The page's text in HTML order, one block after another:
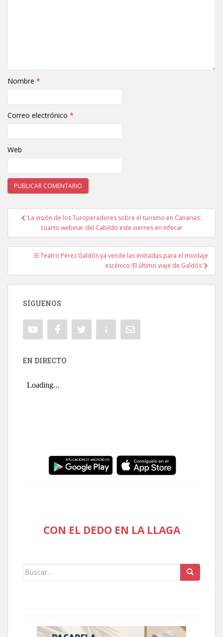
Nombre *
Correo electrónico *
Web
Navegación de entradas
‘La visión de los Turoperadores sobre el turismo en Canarias’,
cuarto webinar del Cabildo este viernes en Infecar
El Teatro Pérez Galdós ya vende las entradas para el montaje
escénico ‘El último viaje de Galdós’
SÍGUENOS
EN DIRECTO
CON EL DEDO EN LA LLAGA
Buscar: